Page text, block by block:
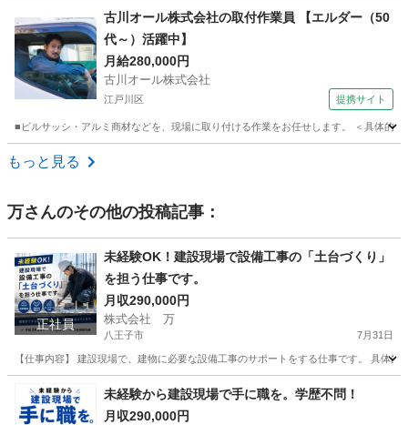
その他 都内
古川オール株式会社の取付作業員 【エルダー（50
代～）活躍中】
月給280,000円
古川オール株式会社
江戸川区 提携サイト
■ビルサッシ・アルミ商材などを、現場に取り付ける作業をお任せします。 ＜具体的
東京 江戸川区
もっと見る
万さんのその他の投稿記事：
正社員
未経験OK！建設現場で設備工事の「土台づくり」
を担う仕事です。
月収290,000円
株式会社 万
八王子市 7月31日
【仕事内容】 建設現場で、建物に必要な設備工事のサポートをする仕事です。 具体
東京 八王子市 その他
未経験から建設現場で手に職を。学歴不問！
月収290,000円